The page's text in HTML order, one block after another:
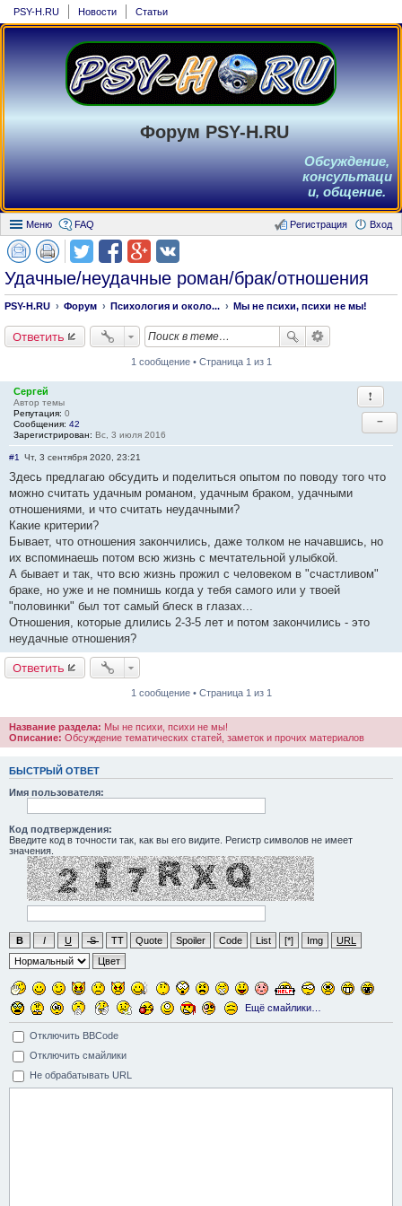
PSY-H.RU Новости Статьи
Форум PSY-H.RU
Обсуждение,
консультаци
и, общение.
Меню FAQ Вход
Регистрация
Удачные/неудачные роман/брак/отношения
PSY-H.RU Форум Психология и около... Мы не психи, психи не мы!
Ответить
1 сообщение • Страница 1 из 1
Сергей
Автор темы
Репутация: 0
Сообщения: 42
Зарегистрирован: Вс, 3 июля 2016
−
#1 Чт, 3 сентября 2020, 23:21
Здесь предлагаю обсудить и поделиться опытом по поводу того что
можно считать удачным романом, удачным браком, удачными
отношениями, и что считать неудачными?
Какие критерии?
Бывает, что отношения закончились, даже толком не начавшись, но
их вспоминаешь потом всю жизнь с мечтательной улыбкой.
А бывает и так, что всю жизнь прожил с человеком в "счастливом"
браке, но уже и не помнишь когда у тебя самого или у твоей
"половинки" был тот самый блеск в глазах...
Отношения, которые длились 2-3-5 лет и потом закончились - это
неудачные отношения?
Ответить
1 сообщение • Страница 1 из 1
Название раздела: Мы не психи, психи не мы!
Описание: Обсуждение тематических статей, заметок и прочих материалов
БЫСТРЫЙ ОТВЕТ
Имя пользователя:
Код подтверждения:
Введите код в точности так, как вы его видите. Регистр символов не имеет
значения.
B I U S TT Quote Spoiler Code List [*] Img
URL
Цвет
Ещё смайлики…
Отключить BBCode
Отключить смайлики
Не обрабатывать URL